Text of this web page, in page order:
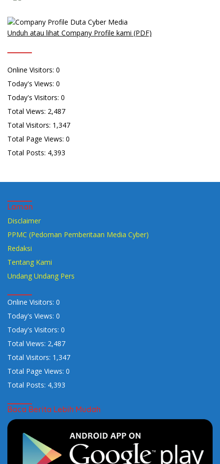
Unduh atau lihat Company Profile kami (PDF)
Online Visitors: 0
Today's Views: 0
Today's Visitors: 0
Total Views: 2,487
Total Visitors: 1,347
Total Page Views: 0
Total Posts: 4,393
Laman
Disclaimer
PPMC (Pedoman Pemberitaan Media Cyber)
Redaksi
Tentang Kami
Undang Undang Pers
Online Visitors: 0
Today's Views: 0
Today's Visitors: 0
Total Views: 2,487
Total Visitors: 1,347
Total Page Views: 0
Total Posts: 4,393
Baca Berita Lebih Mudah